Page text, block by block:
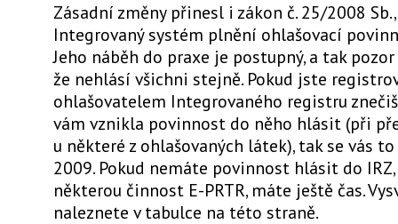
Zásadní změny přinesl i zákon č. 25/2008
Integrovaný systém plnění ohlašovací
Jeho náběh do praxe je postupný, a tak
že nehlásí všichni stejně. Pokud jste
ohlašovatelem Integrovaného registru
vám vznikla povinnost do něho hlásit (při
u některé z ohlašovaných látek), tak se vás
2009. Pokud nemáte povinnost hlásit do
některou činnost E-PRTR, máte ještě čas.
naleznete v tabulce na této straně.